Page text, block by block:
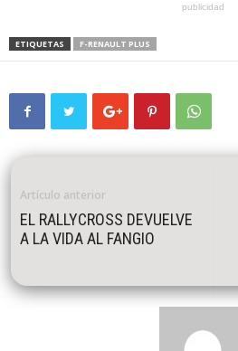
publicidad
ETIQUETAS F-RENAULT PLUS
Artículo anterior
EL RALLYCROSS DEVUELVE
A LA VIDA AL FANGIO